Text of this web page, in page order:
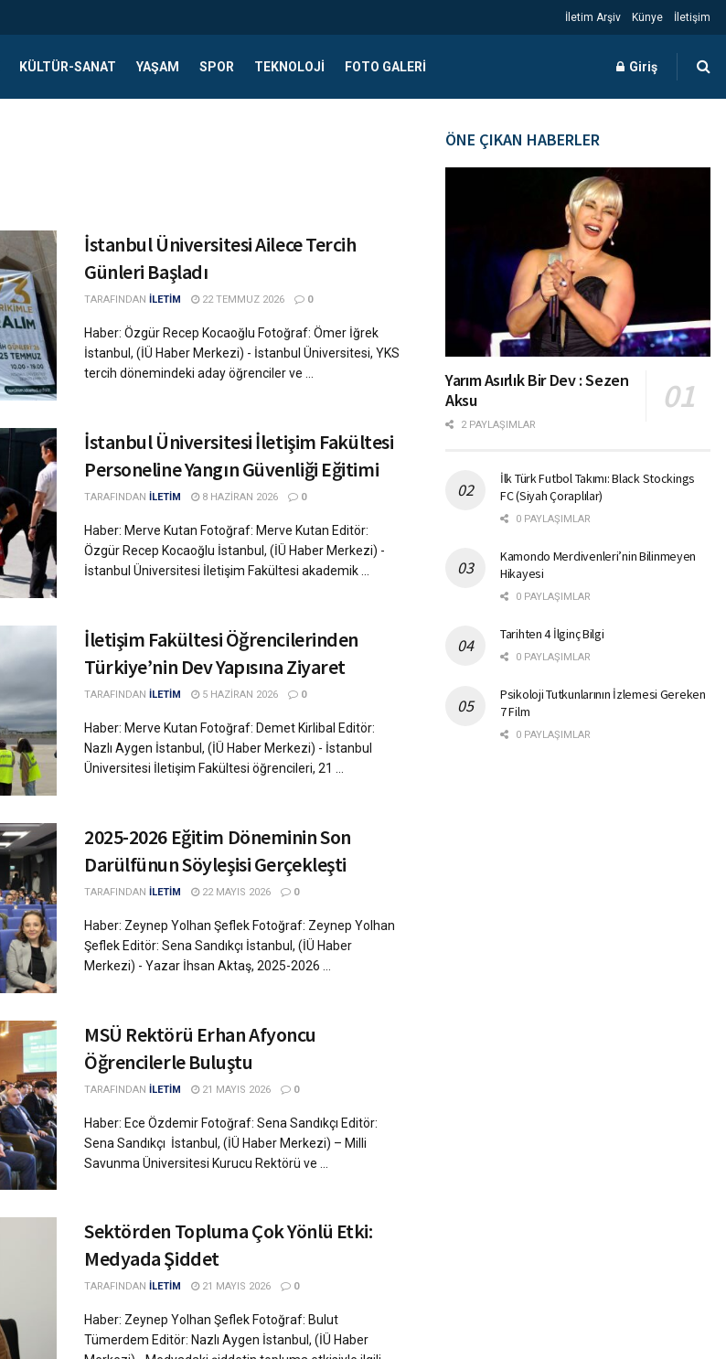
İletim Arşiv Künye İletişim
KÜLTÜR-SANAT YAŞAM SPOR TEKNOLOJI FOTO GALERI Giriş
İstanbul Üniversitesi Ailece Tercih
Günleri Başladı
TARAFINDAN İLETİM 22 TEMMUZ 2026 0
Haber: Özgür Recep Kocaoğlu Fotoğraf: Ömer İğrek
İstanbul, (İÜ Haber Merkezi) - İstanbul Üniversitesi, YKS
tercih dönemindeki aday öğrenciler ve ...
İstanbul Üniversitesi İletişim Fakültesi
Personeline Yangın Güvenliği Eğitimi
TARAFINDAN İLETİM 8 HAZIRAN 2026 0
Haber: Merve Kutan Fotoğraf: Merve Kutan Editör:
Özgür Recep Kocaoğlu İstanbul, (İÜ Haber Merkezi) -
İstanbul Üniversitesi İletişim Fakültesi akademik ...
İletişim Fakültesi Öğrencilerinden
Türkiye’nin Dev Yapısına Ziyaret
TARAFINDAN İLETİM 5 HAZIRAN 2026 0
Haber: Merve Kutan Fotoğraf: Demet Kirlibal Editör:
Nazlı Aygen İstanbul, (İÜ Haber Merkezi) - İstanbul
Üniversitesi İletişim Fakültesi öğrencileri, 21 ...
2025-2026 Eğitim Döneminin Son
Darülfünun Söyleşisi Gerçekleşti
TARAFINDAN İLETİM 22 MAYIS 2026 0
Haber: Zeynep Yolhan Şeflek Fotoğraf: Zeynep Yolhan
Şeflek Editör: Sena Sandıkçı İstanbul, (İÜ Haber
Merkezi) - Yazar İhsan Aktaş, 2025-2026 ...
MSÜ Rektörü Erhan Afyoncu
Öğrencilerle Buluştu
TARAFINDAN İLETİM 21 MAYIS 2026 0
Haber: Ece Özdemir Fotoğraf: Sena Sandıkçı Editör:
Sena Sandıkçı İstanbul, (İÜ Haber Merkezi) – Milli
Savunma Üniversitesi Kurucu Rektörü ve ...
Sektörden Topluma Çok Yönlü Etki:
Medyada Şiddet
TARAFINDAN İLETİM 21 MAYIS 2026 0
Haber: Zeynep Yolhan Şeflek Fotoğraf: Bulut
Tümerdem Editör: Nazlı Aygen İstanbul, (İÜ Haber
ÖNE ÇIKAN HABERLER
Yarım Asırlık Bir Dev : Sezen
Aksu
2 PAYLAŞIMLAR
İlk Türk Futbol Takımı: Black Stockings
FC (Siyah Çoraplılar)
0 PAYLAŞIMLAR
Kamondo Merdivenleri’nin Bilinmeyen
Hikayesi
0 PAYLAŞIMLAR
Tarihten 4 İlginç Bilgi
0 PAYLAŞIMLAR
Psikoloji Tutkunlarının İzlemesi Gereken
7 Film
0 PAYLAŞIMLAR